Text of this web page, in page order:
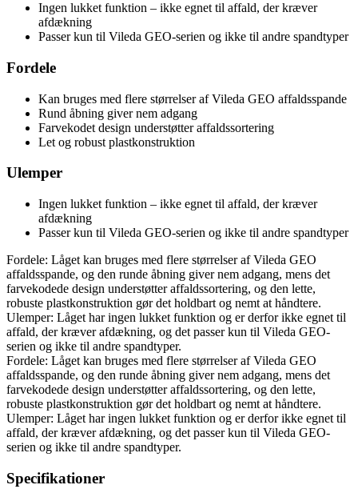
Ingen lukket funktion – ikke egnet til affald, der kræver
afdækning
Passer kun til Vileda GEO-serien og ikke til andre spandtyper
Fordele
Kan bruges med flere størrelser af Vileda GEO affaldsspande
Rund åbning giver nem adgang
Farvekodet design understøtter affaldssortering
Let og robust plastkonstruktion
Ulemper
Ingen lukket funktion – ikke egnet til affald, der kræver
afdækning
Passer kun til Vileda GEO-serien og ikke til andre spandtyper
Fordele: Låget kan bruges med flere størrelser af Vileda GEO
affaldsspande, og den runde åbning giver nem adgang, mens det
farvekodede design understøtter affaldssortering, og den lette,
robuste plastkonstruktion gør det holdbart og nemt at håndtere.
Ulemper: Låget har ingen lukket funktion og er derfor ikke egnet til
affald, der kræver afdækning, og det passer kun til Vileda GEO-
serien og ikke til andre spandtyper.
Fordele: Låget kan bruges med flere størrelser af Vileda GEO
affaldsspande, og den runde åbning giver nem adgang, mens det
farvekodede design understøtter affaldssortering, og den lette,
robuste plastkonstruktion gør det holdbart og nemt at håndtere.
Ulemper: Låget har ingen lukket funktion og er derfor ikke egnet til
affald, der kræver afdækning, og det passer kun til Vileda GEO-
serien og ikke til andre spandtyper.
Specifikationer